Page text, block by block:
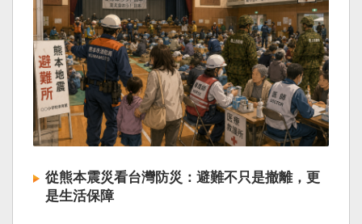
從熊本震災看台灣防災：避難不只是撤離，更
是生活保障